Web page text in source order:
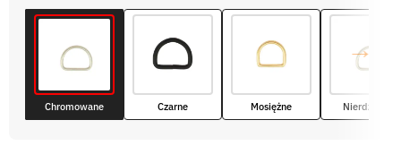
Chromowane Czarne Mosiężne Nierdzewne